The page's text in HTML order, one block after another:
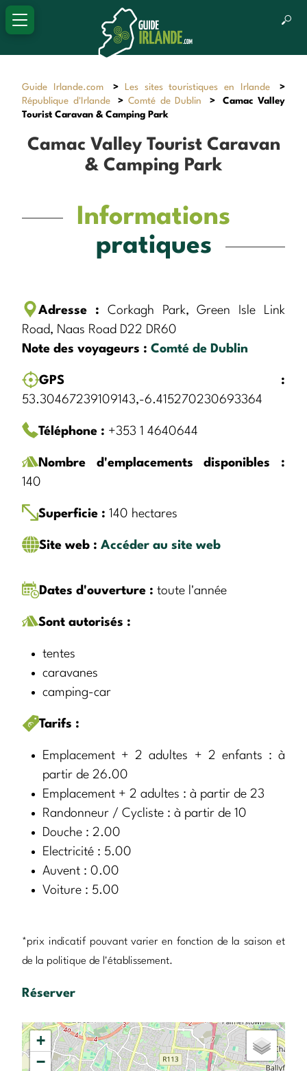
Guide Irlande.com > Les sites touristiques en Irlande
>
République d'Irlande
> Comté de Dublin >
Camac Valley
Tourist Caravan & Camping Park
Camac Valley Tourist Caravan
& Camping Park
Informations
pratiques
Adresse : Corkagh Park, Green Isle Link
Road, Naas Road D22 DR60
Note des voyageurs : Comté de Dublin
GPS :
53.30467239109143,-6.415270230693364
Téléphone : +353 1 4640644
Nombre d'emplacements disponibles :
140
Superficie : 140 hectares
Site web : Accéder au site web
Dates d'ouverture : toute l'année
Sont autorisés :
tentes
caravanes
camping-car
Tarifs :
Emplacement + 2 adultes + 2 enfants : à
partir de 26.00
Emplacement + 2 adultes : à partir de 23
Randonneur / Cycliste : à partir de 10
Douche : 2.00
Electricité : 5.00
Auvent : 0.00
Voiture : 5.00
*prix indicatif pouvant varier en fonction de la saison et
de la politique de l'établissement.
Réserver
+
−